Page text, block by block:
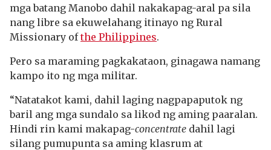
mga batang Manobo dahil nakakapag-aral pa sila
nang libre sa ekuwelahang itinayo ng Rural
Missionary ofthe Philippines.
Pero sa maraming pagkakataon, ginagawa namang
kampo ito ng mga militar.
“Natatakot kami, dahil laging nagpapaputok ng
baril ang mga sundalo sa likod ng aming paaralan.
Hindi rin kami makapag-concentrate dahil lagi
silang pumupunta sa aming klasrum at